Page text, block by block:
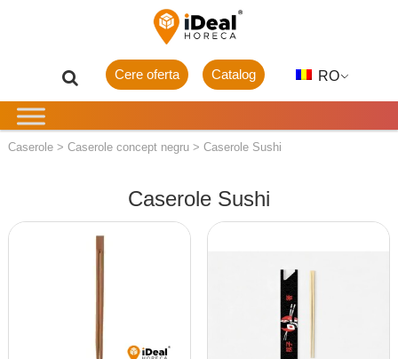
RO
Catalog
Cere oferta
Caserole> Caserole concept negru> Caserole Sushi
Caserole Sushi